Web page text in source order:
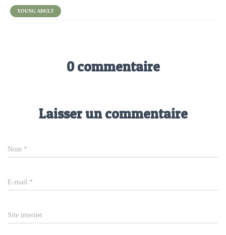
YOUNG ADULT
0 commentaire
Laisser un commentaire
Nom *
E-mail *
Site internet